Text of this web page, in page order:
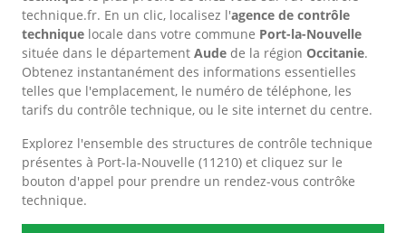
technique.fr. En un clic, localisez l'agence de contrôle
technique locale dans votre commune Port-la-Nouvelle
située dans le département Aude de la région Occitanie.
Obtenez instantanément des informations essentielles
telles que l'emplacement, le numéro de téléphone, les
tarifs du contrôle technique, ou le site internet du centre.
Explorez l'ensemble des structures de contrôle technique
présentes à Port-la-Nouvelle (11210) et cliquez sur le
bouton d'appel pour prendre un rendez-vous contrôke
technique.